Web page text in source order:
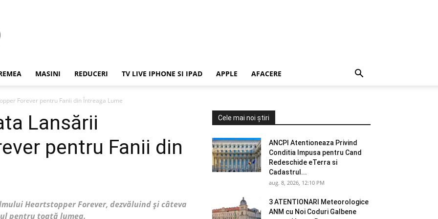
MASINI REDUCERI TV LIVE IPHONE SI IPAD APPLE AFACERE
Forever pentru Fanii din Întreaga Lume
Lansării
pentru Fanii din
Heartstopper Forever, dezvăluind și câteva
pentru toată lumea.
Cele mai noi știri
ANCPI Atentioneaza Privind
Conditia Impusa pentru Cand
Redeschide eTerra si
Cadastrul...
aug. 8, 2026, 12:10 PM
3 ATENTIONARI Meteorologice
ANM cu Noi Coduri Galbene